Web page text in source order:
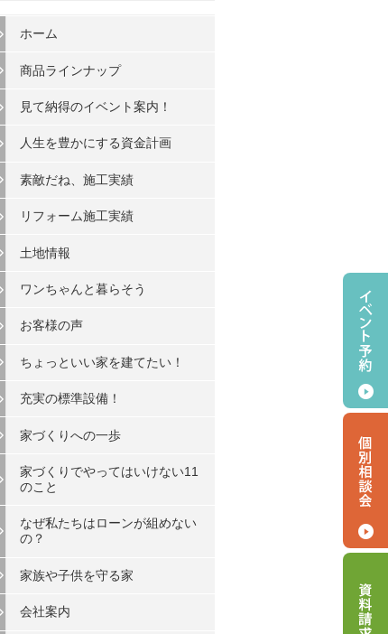
ホーム
商品ラインナップ
見て納得のイベント案内！
人生を豊かにする資金計画
素敵だね、施工実績
リフォーム施工実績
土地情報
ワンちゃんと暮らそう
お客様の声
ちょっといい家を建てたい！
充実の標準設備！
家づくりへの一歩
家づくりでやってはいけない11
のこと
なぜ私たちはローンが組めない
の？
家族や子供を守る家
会社案内